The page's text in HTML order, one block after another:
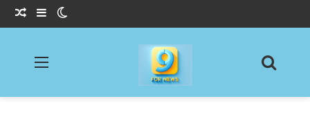
Willekeurig Artikel
Sidebar